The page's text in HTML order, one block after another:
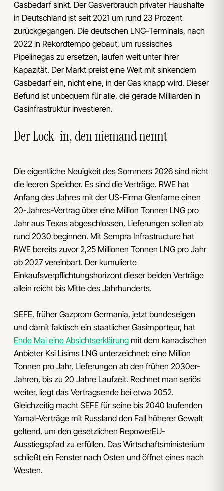
Gasbedarf sinkt. Der Gasverbrauch privater Haushalte
in Deutschland ist seit 2021 um rund 23 Prozent
zurückgegangen. Die deutschen LNG-Terminals, nach
2022 in Rekordtempo gebaut, um russisches
Pipelinegas zu ersetzen, laufen weit unter ihrer
Kapazität. Der Markt preist eine Welt mit sinkendem
Gasbedarf ein, nicht eine, in der Gas knapp wird. Dieser
Befund ist unbequem für alle, die gerade Milliarden in
Gasinfrastruktur investieren.
Der Lock-in, den niemand nennt
Die eigentliche Neuigkeit des Sommers 2026 sind nicht
die leeren Speicher. Es sind die Verträge. RWE hat
Anfang des Jahres mit der US-Firma Glenfarne einen
20-Jahres-Vertrag über eine Million Tonnen LNG pro
Jahr aus Texas abgeschlossen, Lieferungen sollen ab
rund 2030 beginnen. Mit Sempra Infrastructure hat
RWE bereits zuvor 2,25 Millionen Tonnen LNG pro Jahr
ab 2027 vereinbart. Der kumulierte
Einkaufsverpflichtungshorizont dieser beiden Verträge
allein reicht bis Mitte des Jahrhunderts.
SEFE, früher Gazprom Germania, jetzt bundeseigen
und damit faktisch ein staatlicher Gasimporteur, hat
Ende Mai eine Absichtserklärung mit dem kanadischen
Anbieter Ksi Lisims LNG unterzeichnet: eine Million
Tonnen pro Jahr, Lieferungen ab den frühen 2030er-
Jahren, bis zu 20 Jahre Laufzeit. Rechnet man seriös
weiter, liegt das Vertragsende bei etwa 2052.
Gleichzeitig macht SEFE für seine bis 2040 laufenden
Yamal-Verträge mit Russland den Fall höherer Gewalt
geltend, um den gesetzlichen RepowerEU-
Ausstiegspfad zu erfüllen. Das Wirtschaftsministerium
schließt ein Fenster nach Osten und öffnet eines nach
Westen.